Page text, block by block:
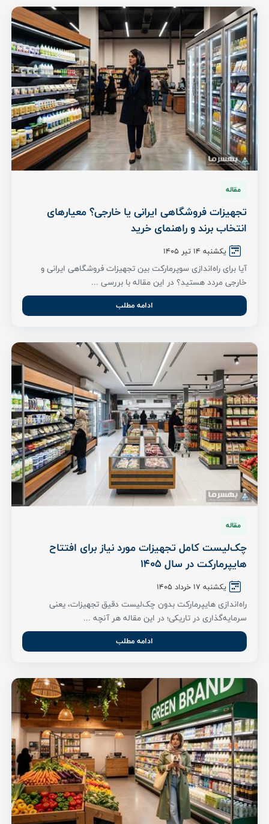
مقاله
تجهیزات فروشگاهی ایرانی یا خارجی؟ معیارهای
انتخاب برند و راهنمای خرید
یکشنبه 14 تیر ۱۴۰۵
آیا برای راه‌اندازی سوپرمارکت بین تجهیزات فروشگاهی ایرانی و
خارجی مردد هستید؟ در این مقاله با بررسی ...
ادامه مطلب
مقاله
چک‌لیست کامل تجهیزات مورد نیاز برای افتتاح
هایپرمارکت در سال 1405
یکشنبه ۱۷ خرداد ۱۴۰۵
راه‌اندازی هایپرمارکت بدون چک‌لیست دقیق تجهیزات، یعنی
سرمایه‌گذاری در تاریکی؛ در این مقاله هر آنچه ...
ادامه مطلب